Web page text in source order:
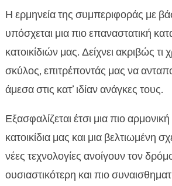
Η ερμηνεία της συμπεριφοράς με
υπόσχεται μια πιο επαναστατική
κατοικίδιών μας. Δείχνει ακριβώς τι
σκύλος, επιτρέποντάς μας να
άμεσα στις κατ’ ιδίαν ανάγκες τους.
Εξασφαλίζεται έτσι μια πιο
κατοικίδια μας και μια βελτιωμένη
νέες τεχνολογίες ανοίγουν τον
ουσιαστικότερη και πιο